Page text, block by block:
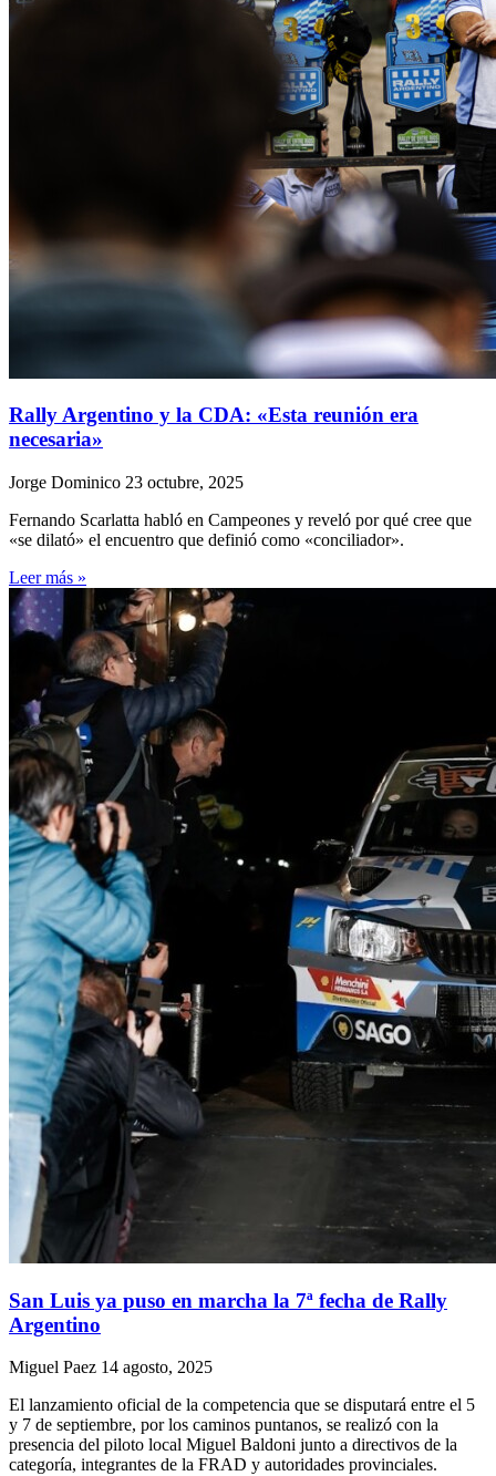
Rally Argentino y la CDA: «Esta reunión era
necesaria»
Jorge Dominico 23 octubre, 2025
Fernando Scarlatta habló en Campeones y reveló por qué cree que
«se dilató» el encuentro que definió como «conciliador».
Leer más »
San Luis ya puso en marcha la 7ª fecha de Rally
Argentino
Miguel Paez 14 agosto, 2025
El lanzamiento oficial de la competencia que se disputará entre el 5
y 7 de septiembre, por los caminos puntanos, se realizó con la
presencia del piloto local Miguel Baldoni junto a directivos de la
categoría, integrantes de la FRAD y autoridades provinciales.